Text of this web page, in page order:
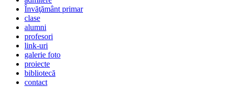
Învăţământ primar
clase
alumni
profesori
link-uri
galerie foto
proiecte
bibliotecă
contact